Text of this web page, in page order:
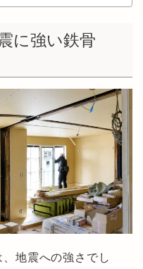
に強い鉄骨
地震への強さでし